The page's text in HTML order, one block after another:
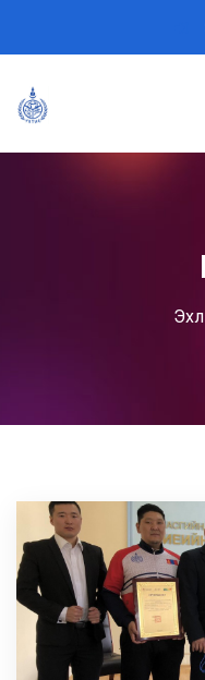
МАГАДЛАН
ХӨТӨЛБӨРҮҮД